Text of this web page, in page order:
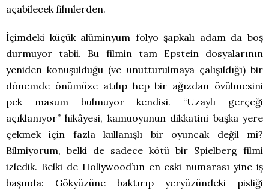
açabilecek filmlerden.
İçimdeki küçük alüminyum folyo şapkalı adam da boş
durmuyor tabii. Bu filmin tam Epstein dosyalarının
yeniden konuşulduğu (ve unutturulmaya çalışıldığı) bir
dönemde önümüze atılıp hep bir ağızdan övülmesini
pek masum bulmuyor kendisi. “Uzaylı gerçeği
açıklanıyor” hikâyesi, kamuoyunun dikkatini başka yere
çekmek için fazla kullanışlı bir oyuncak değil mi?
Bilmiyorum, belki de sadece kötü bir Spielberg filmi
izledik. Belki de Hollywood’un en eski numarası yine iş
başında: Gökyüzüne baktırıp yeryüzündeki pisliği